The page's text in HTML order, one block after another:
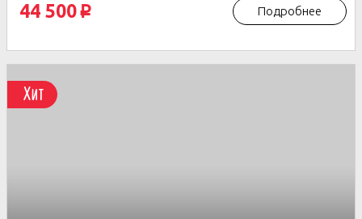
44 500 p Подробнее
Хит